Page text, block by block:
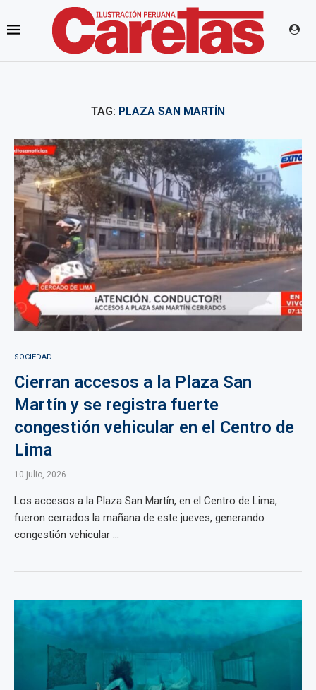
TAG: PLAZA SAN MARTÍN
SOCIEDAD
Cierran accesos a la Plaza San
Martín y se registra fuerte
congestión vehicular en el Centro de
Lima
10 julio, 2026
Los accesos a la Plaza San Martín, en el Centro de Lima,
fueron cerrados la mañana de este jueves, generando
congestión vehicular ...